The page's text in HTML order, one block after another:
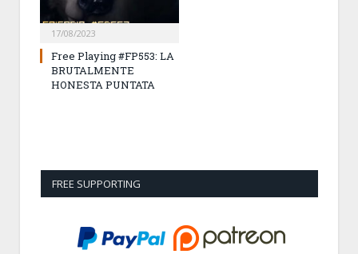
17/08/2023
Free Playing #FP553: LA
BRUTALMENTE
HONESTA PUNTATA
FREE SUPPORTING